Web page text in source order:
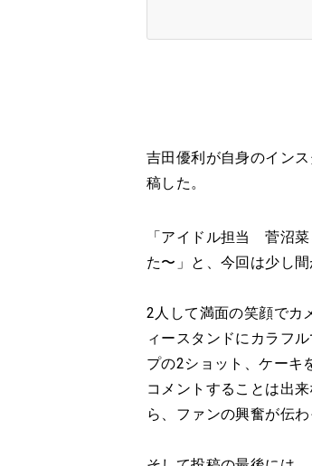
吉田優利が自身のイン
稿した。
「アイドル担当 菅沼
た〜」と、今回は少し
2人して満面の笑顔でカ
ィースタンドにカラフ
プの2ショット、ケーキ
コメントすることは出
ら、ファンの興奮が伝わ